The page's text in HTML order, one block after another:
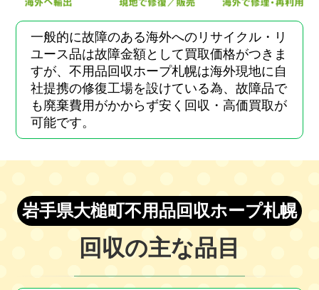
一般的に故障のある海外へのリサイクル・リ
ユース品は故障金額として買取価格がつきま
すが、不用品回収ホープ札幌は海外現地に自
社提携の修復工場を設けている為、故障品で
も廃棄費用がかからず安く回収・高価買取が
可能です。
岩手県大槌町不用品回収ホープ札幌
回収の主な品目